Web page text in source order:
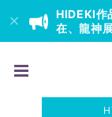
HIDEKI
在、龍神